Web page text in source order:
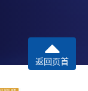
返回页首